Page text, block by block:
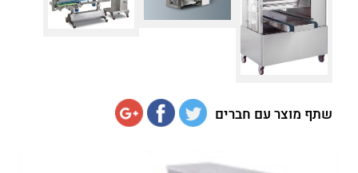
שתף מוצר עם חברים